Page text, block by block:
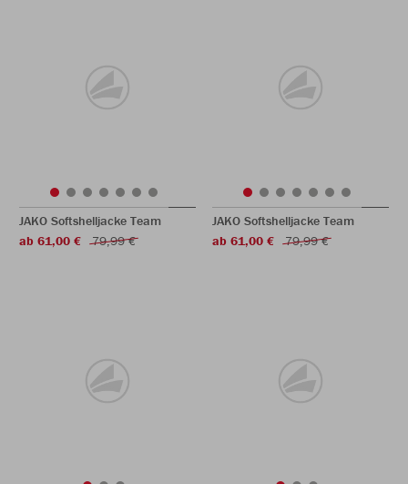
JAKO Softshelljacke Team
ab 61,00 €
79,99 €
JAKO Softshelljacke Team
ab 61,00 €
79,99 €